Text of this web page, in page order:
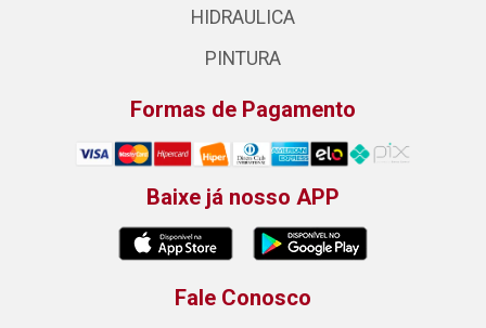
HIDRAULICA
PINTURA
Formas de Pagamento
Baixe já nosso APP
Fale Conosco